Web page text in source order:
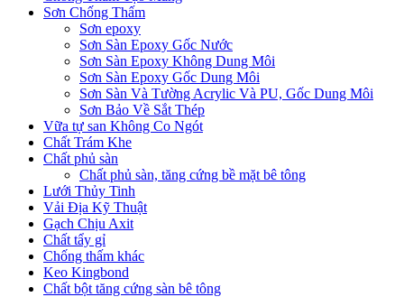
Sơn Chống Thấm
Sơn epoxy
Sơn Sàn Epoxy Gốc Nước
Sơn Sàn Epoxy Không Dung Môi
Sơn Sàn Epoxy Gốc Dung Môi
Sơn Sàn Và Tường Acrylic Và PU, Gốc Dung Môi
Sơn Bảo Về Sắt Thép
Vữa tự san Không Co Ngót
Chất Trám Khe
Chất phủ sàn
Chất phủ sàn, tăng cứng bề mặt bê tông
Lưới Thủy Tinh
Vải Địa Kỹ Thuật
Gạch Chịu Axit
Chất tẩy gỉ
Chống thấm khác
Keo Kingbond
Chất bột tăng cứng sàn bê tông